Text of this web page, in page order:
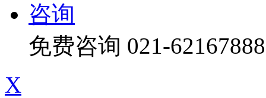
咨询
免费咨询 021-62167888
X